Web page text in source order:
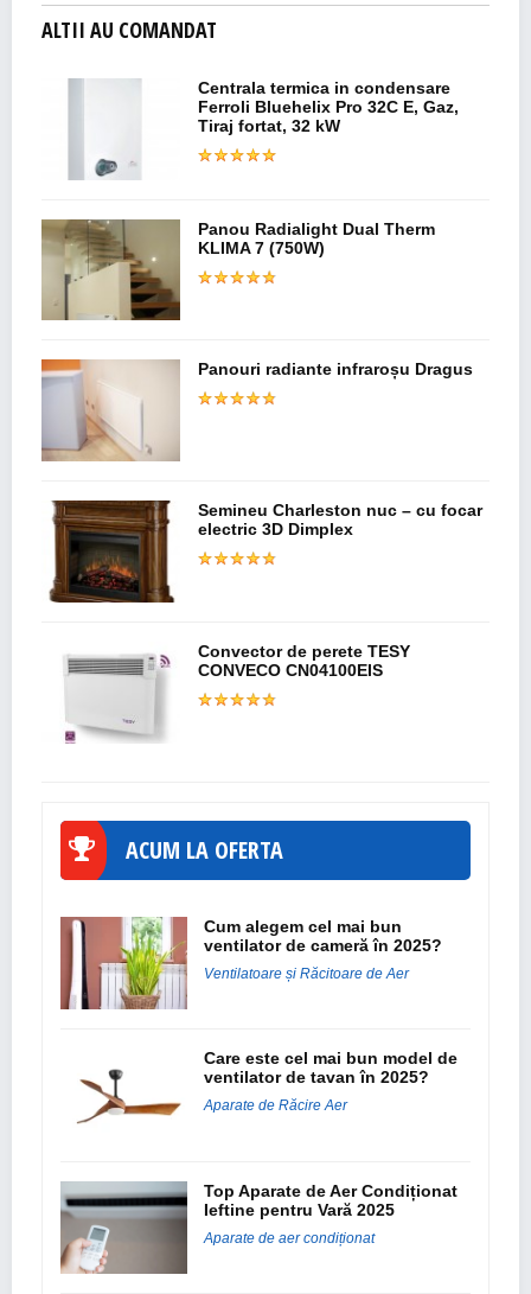
ALTII AU COMANDAT
Centrala termica in condensare
Ferroli Bluehelix Pro 32C E, Gaz,
Tiraj fortat, 32 kW
Panou Radialight Dual Therm
KLIMA 7 (750W)
Panouri radiante infraroșu Dragus
Semineu Charleston nuc – cu focar
electric 3D Dimplex
Convector de perete TESY
CONVECO CN04100EIS
ACUM LA OFERTA
Cum alegem cel mai bun
ventilator de cameră în 2025?
Ventilatoare și Răcitoare de Aer
Care este cel mai bun model de
ventilator de tavan în 2025?
Aparate de Răcire Aer
Top Aparate de Aer Condiționat
Ieftine pentru Vară 2025
Aparate de aer condiționat